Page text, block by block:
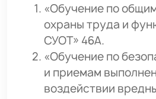
«Обучение по
охраны труда и
СУОТ» 46А.
«Обучение по
и приемам
воздействии